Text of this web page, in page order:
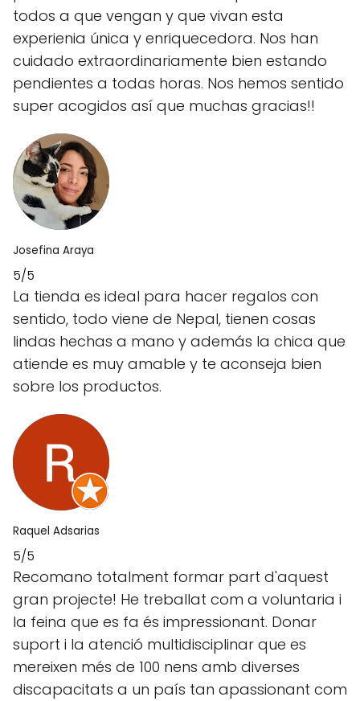
todos a que vengan y que vivan esta
experienia única y enriquecedora. Nos han
cuidado extraordinariamente bien estando
pendientes a todas horas. Nos hemos sentido
super acogidos así que muchas gracias!!
Josefina Araya
5/5
La tienda es ideal para hacer regalos con
sentido, todo viene de Nepal, tienen cosas
lindas hechas a mano y además la chica que
atiende es muy amable y te aconseja bien
sobre los productos.
Raquel Adsarias
5/5
Recomano totalment formar part d'aquest
gran projecte! He treballat com a voluntaria i
la feina que es fa és impressionant. Donar
suport i la atenció multidisciplinar que es
mereixen més de 100 nens amb diverses
discapacitats a un país tan apassionant com